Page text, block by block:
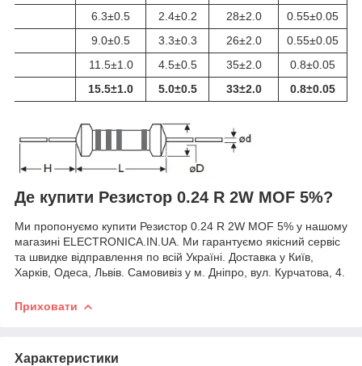
6.3±0.5 2.4±0.2 28±2.0
0.55±0.05
9.0±0.5 3.3±0.3 26±2.0
0.55±0.05
11.5±1.0 4.5±0.5 35±2.0
0.8±0.05
15.5±1.0 5.0±0.5 33±2.0 0.8±0.05
Де купити Резистор 0.24 R 2W MOF 5%?
Ми пропонуємо купити Резистор 0.24 R 2W MOF 5% у нашому
магазині ELECTRONICA.IN.UA. Ми гарантуємо якісний сервіс
та швидке відправлення по всій Україні. Доставка у Київ,
Харків, Одеса, Львів. Самовивіз у м. Дніпро, вул. Курчатова, 4.
Приховати
Характеристики